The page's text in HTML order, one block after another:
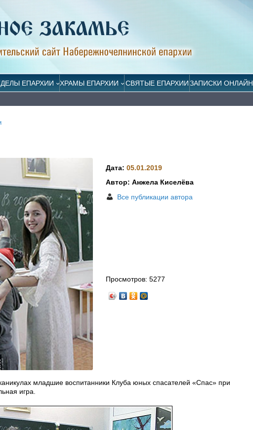
ЕПАРХИИ ХРАМЫ ЕПАРХИИ СВЯТЫЕ ЕПАРХИИЗАПИСКИ ОНЛАЙН
Дата:05.01.2019
Автор: Анжела Киселёва
Все публикации автора
Просмотров:5277
младшие воспитанники Клуба юных спасателей «Спас» при
игра.